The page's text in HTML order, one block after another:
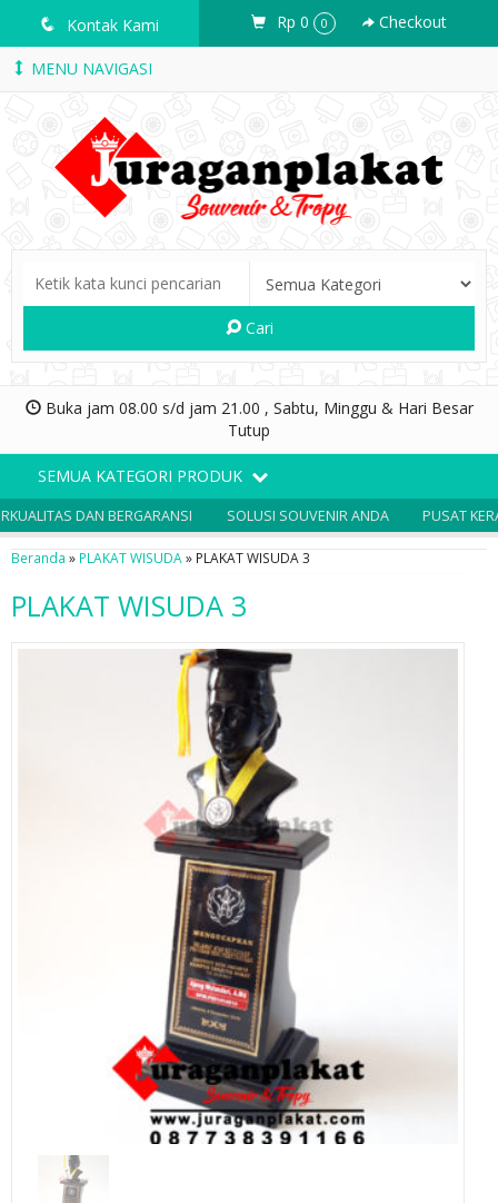
q Kontak Kami Rp 0 0 Checkout
MENU NAVIGASI
Cari
Buka jam 08.00 s/d jam 21.00 , Sabtu, Minggu & Hari Besar
Tutup
SEMUA KATEGORI PRODUK
DAN BERGARANSI SOLUSI SOUVENIR ANDA PUSAT
Beranda » PLAKAT WISUDA » PLAKAT WISUDA 3
PLAKAT WISUDA 3